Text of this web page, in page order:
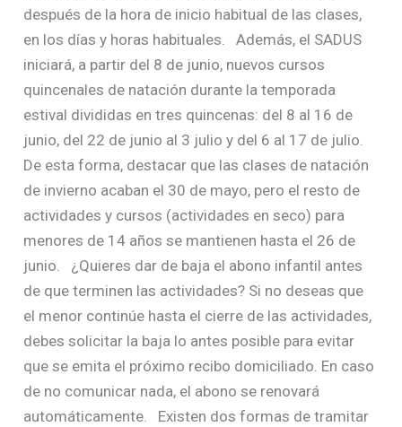
después de la hora de inicio habitual de las clases,
en los días y horas habituales. Además, el SADUS
iniciará, a partir del 8 de junio, nuevos cursos
quincenales de natación durante la temporada
estival divididas en tres quincenas: del 8 al 16 de
junio, del 22 de junio al 3 julio y del 6 al 17 de julio.
De esta forma, destacar que las clases de natación
de invierno acaban el 30 de mayo, pero el resto de
actividades y cursos (actividades en seco) para
menores de 14 años se mantienen hasta el 26 de
junio. ¿Quieres dar de baja el abono infantil antes
de que terminen las actividades? Si no deseas que
el menor continúe hasta el cierre de las actividades,
debes solicitar la baja lo antes posible para evitar
que se emita el próximo recibo domiciliado. En caso
de no comunicar nada, el abono se renovará
automáticamente. Existen dos formas de tramitar